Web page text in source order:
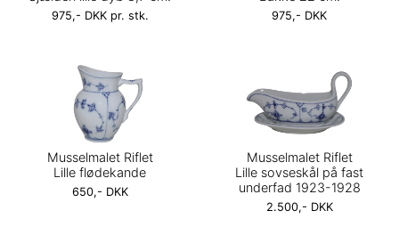
975,- DKK pr. stk. 975,- DKK
Musselmalet Riflet
Lille flødekande
650,- DKK
Musselmalet Riflet
Lille sovseskål på fast
underfad 1923-1928
2.500,- DKK